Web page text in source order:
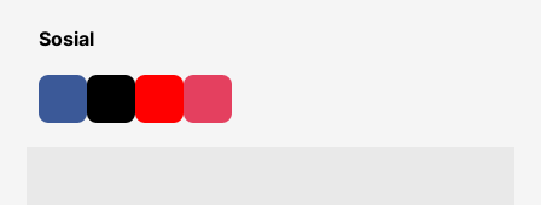
Sosial